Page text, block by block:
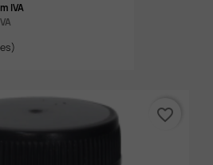
IVA
favorite_border